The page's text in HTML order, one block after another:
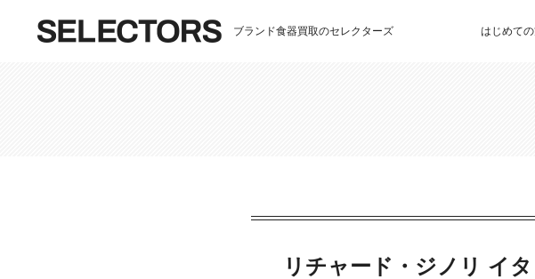
ブランド食器買取のセレクターズ はじめて
リチャード・ジノリ イ